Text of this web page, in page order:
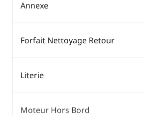
Annexe
Forfait Nettoyage Retour
Literie
Moteur Hors Bord